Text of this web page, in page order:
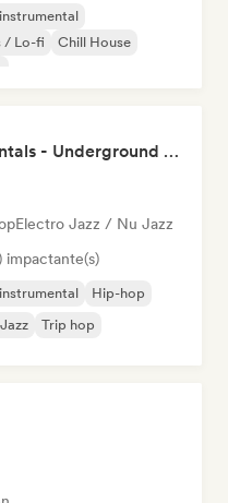
/ Lo-fi
Chill House
Hip Hop instrumentals - Underground boombap & Lo Fi Hip Hop (by Snaap)
Electro Jazz / Nu Jazz
impactante(s)
Hip-hop
Trip hop